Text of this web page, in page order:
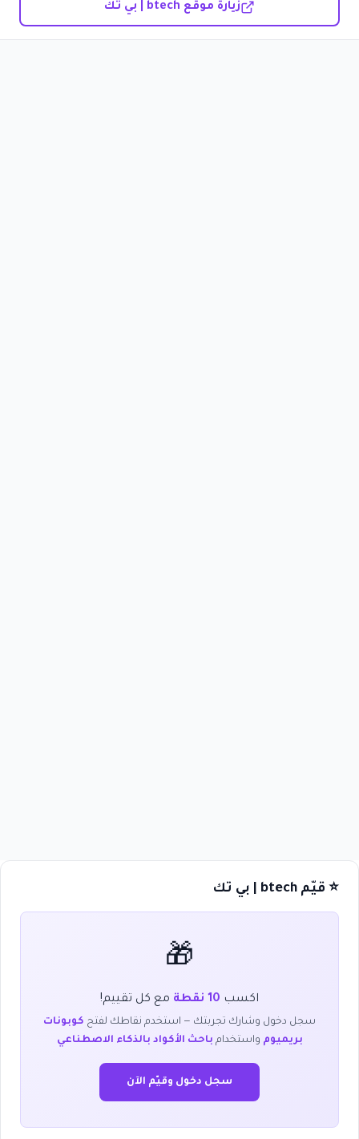
زيارة موقع btech | بي تك
⭐ قيّم btech | بي تك
🎁
اكسب 10 نقطة مع كل تقييم!
سجل دخول وشارك تجربتك — استخدم نقاطك لفتح كوبونات
بريميوم واستخدام باحث الأكواد بالذكاء الاصطناعي
سجل دخول وقيّم الآن